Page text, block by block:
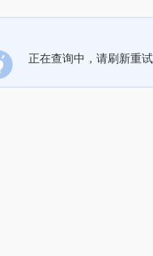
正在查询中，请刷新重试